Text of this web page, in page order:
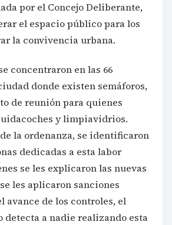
por el Concejo Deliberante,
el espacio público para los
la convivencia urbana.
concentraron en las 66
donde existen semáforos,
de reunión para quienes
y limpiavidrios.
la ordenanza, se identificaron
dedicadas a esta labor
se les explicaron las nuevas
les aplicaron sanciones
avance de los controles, el
detecta a nadie realizando esta